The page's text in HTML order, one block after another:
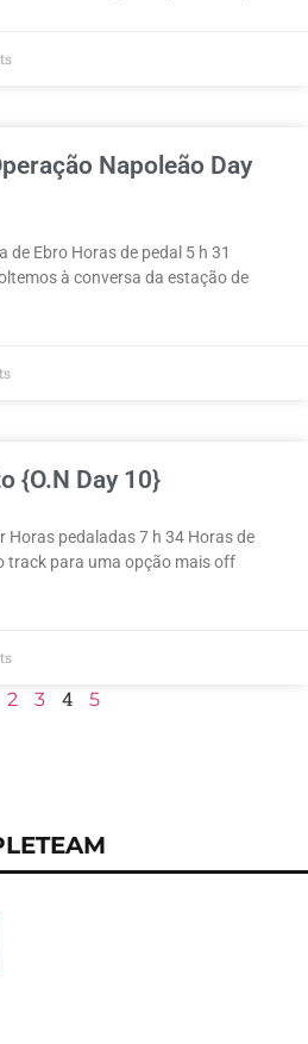
Napoleão Day
de Ebro Horas de pedal 5 h 31
à conversa da estação de
{O.N Day 10}
Horas pedaladas 7 h 34 Horas de
track para uma opção mais off
2 3 4 5